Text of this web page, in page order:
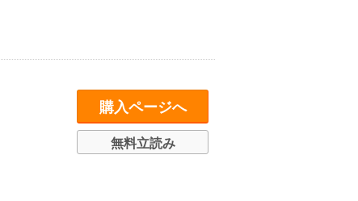
購入ページへ
無料立読み